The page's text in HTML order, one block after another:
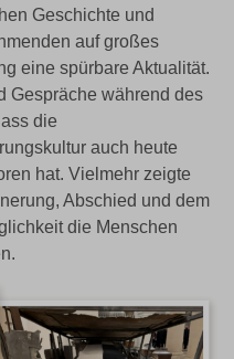
Geschichte und
auf großes
eine spürbare Aktualität.
Gespräche während des
die
auch heute
hat. Vielmehr zeigte
Abschied und dem
die Menschen